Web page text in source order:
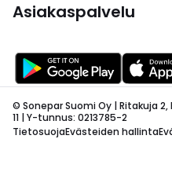
Asiakaspalvelu
© Sonepar Suomi Oy | Ritakuja 2,
11 | Y-tunnus: 0213785-2
TietosuojaEvästeiden hallinta